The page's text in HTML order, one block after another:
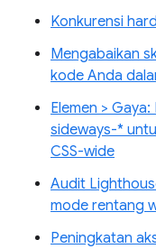
Konkurensi
Mengabaikan
kode Anda
Elemen >
sideways-*
CSS-wide
Audit
mode rentang
Peningkatan